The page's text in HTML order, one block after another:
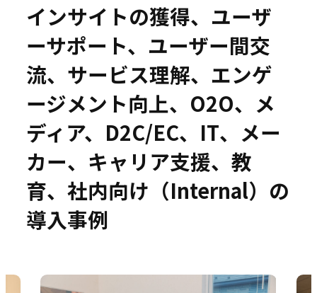
事例
セミナー
お役立ち情報
インサイトの獲得、ユーザ
ーサポート、ユーザー間交
流、サービス理解、エンゲ
ージメント向上、O2O、メ
ディア、D2C/EC、IT、メー
カー、キャリア支援、教
育、社内向け（Internal）の
導入事例